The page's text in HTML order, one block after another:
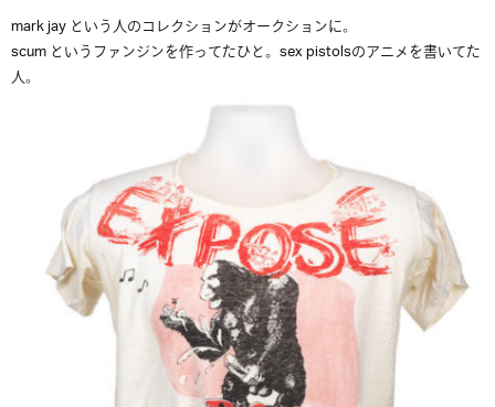
mark jay という人のコレクションがオークションに。
scum というファンジンを作ってたひと。sex pistolsのアニメを書いてた
人。